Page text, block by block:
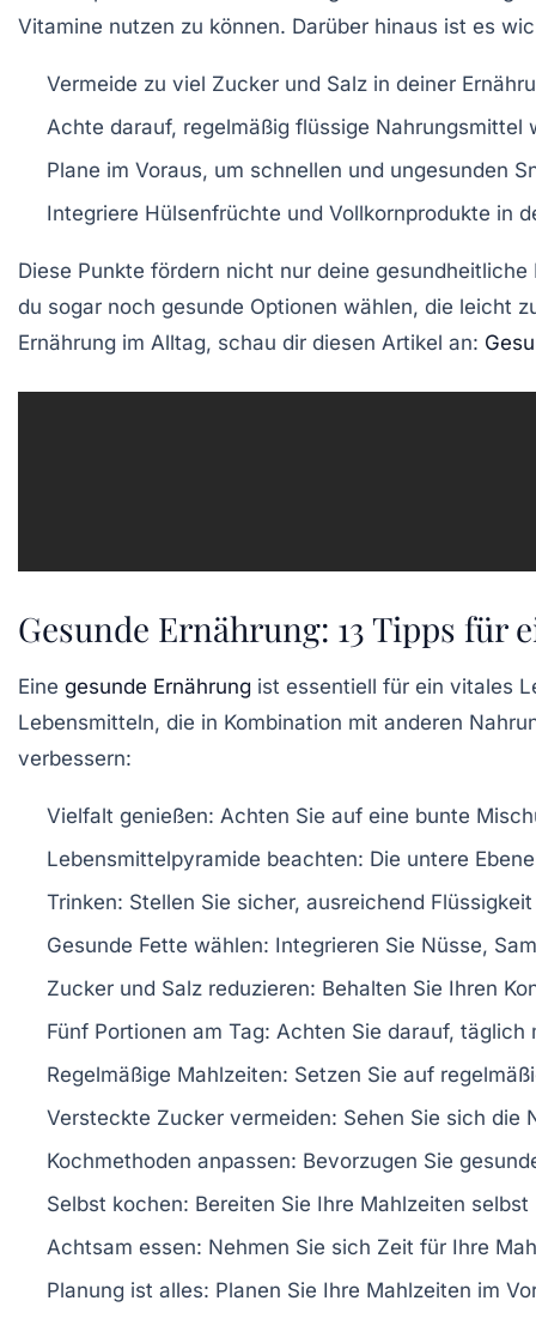
Vitamine nutzen zu können. Darüber hinaus ist es
Vermeide zu viel Zucker und Salz in deiner
Achte darauf, regelmäßig flüssige Nahrungsmittel
Plane im Voraus, um schnellen und ungesunden
Integriere Hülsenfrüchte und Vollkornprodukte in
Diese Punkte fördern nicht nur deine
du sogar noch gesunde Optionen wählen, die leicht
Ernährung im Alltag, schau dir diesen Artikel an:
Gesunde Ernährung: 13 Tipps für
Eine gesunde Ernährung ist essentiell für ein vitales
Lebensmitteln, die in Kombination mit anderen
verbessern:
Vielfalt genießen: Achten Sie auf eine bunte
Lebensmittelpyramide beachten: Die untere
Trinken: Stellen Sie sicher, ausreichend
Gesunde Fette wählen: Integrieren Sie Nüsse,
Zucker und Salz reduzieren: Behalten Sie Ihren
Fünf Portionen am Tag: Achten Sie darauf, täglich
Regelmäßige Mahlzeiten: Setzen Sie auf
Versteckte Zucker vermeiden: Sehen Sie sich die
Kochmethoden anpassen: Bevorzugen Sie
Selbst kochen: Bereiten Sie Ihre Mahlzeiten
Achtsam essen: Nehmen Sie sich Zeit für Ihre
Planung ist alles: Planen Sie Ihre Mahlzeiten im